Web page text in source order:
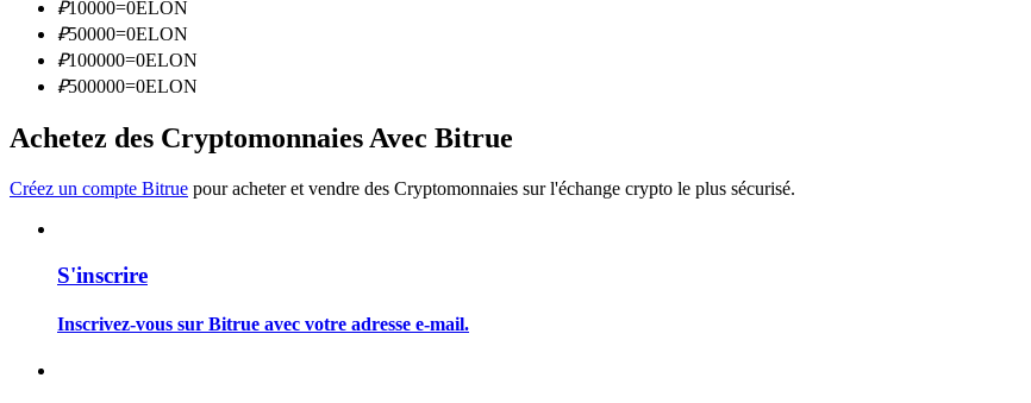
Profitez du partage des bénéfices et des commissions de copy trading
Information
Analyse de mégadonnées, y compris des informations commerciales, etc.
₽10000=0ELON
₽50000=0ELON
₽100000=0ELON
₽500000=0ELON
Achetez des Cryptomonnaies Avec Bitrue
Créez un compte Bitrue pour acheter et vendre des Cryptomonnaies sur l'échange crypto le plus sécurisé.
S'inscrire
Inscrivez-vous sur Bitrue avec votre adresse e-mail.